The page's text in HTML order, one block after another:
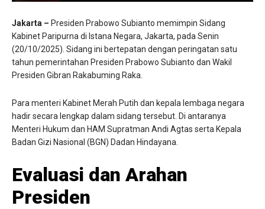
Jakarta – Presiden Prabowo Subianto memimpin Sidang
Kabinet Paripurna di Istana Negara, Jakarta, pada Senin
(20/10/2025). Sidang ini bertepatan dengan peringatan satu
tahun pemerintahan Presiden Prabowo Subianto dan Wakil
Presiden Gibran Rakabuming Raka.
Para menteri Kabinet Merah Putih dan kepala lembaga negara
hadir secara lengkap dalam sidang tersebut. Di antaranya
Menteri Hukum dan HAM Supratman Andi Agtas serta Kepala
Badan Gizi Nasional (BGN) Dadan Hindayana.
Evaluasi dan Arahan
Presiden